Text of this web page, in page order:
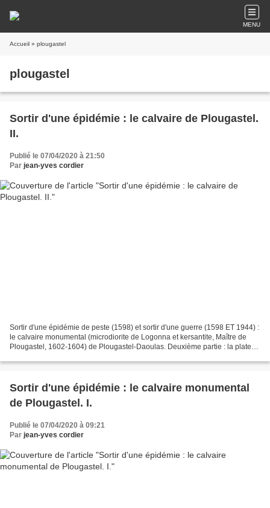
MENU
Accueil » plougastel
plougastel
Sortir d'une épidémie : le calvaire de Plougastel.
II.
Publié le 07/04/2020 à 21:50
Par jean-yves cordier
Sortir d'une épidémie de peste (1598) et sortir d'une guerre (1598 ET 1944) :
le calvaire monumental (microdiorite de Logonna et kersantite, Maître de
Plougastel, 1602-1604) de Plougastel-Daoulas. Deuxième partie : la plate-
Sortir d'une épidémie : le calvaire monumental
de Plougastel. I.
Publié le 07/04/2020 à 09:21
Par jean-yves cordier